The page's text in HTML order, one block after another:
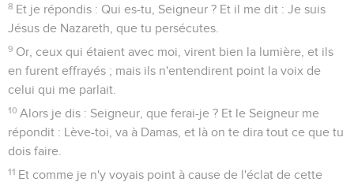
8 Et je répondis : Qui es-tu, Seigneur ? Et il me dit : Je suis
Jésus de Nazareth, que tu persécutes.
9 Or, ceux qui étaient avec moi, virent bien la lumière, et ils
en furent effrayés ; mais ils n'entendirent point la voix de
celui qui me parlait.
10 Alors je dis : Seigneur, que ferai-je ? Et le Seigneur me
répondit : Lève-toi, va à Damas, et là on te dira tout ce que tu
dois faire.
11 Et comme je n'y voyais point à cause de l'éclat de cette